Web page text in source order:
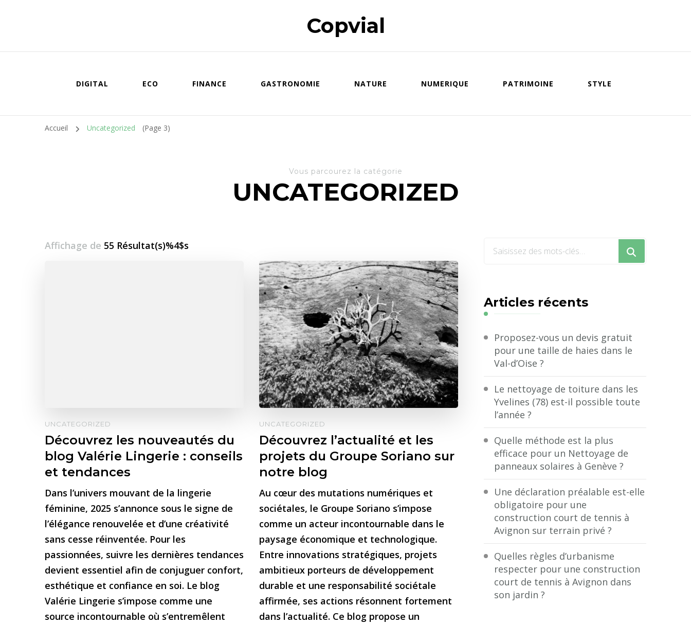
Copvial
DIGITAL ECO FINANCE GASTRONOMIE NATURE NUMERIQUE PATRIMOINE STYLE
Accueil Uncategorized (Page 3)
Vous parcourez la catégorie
UNCATEGORIZED
Affichage de 55 Résultat(s)%4$s
UNCATEGORIZED
Découvrez les nouveautés du
blog Valérie Lingerie : conseils
et tendances
Dans l’univers mouvant de la lingerie
féminine, 2025 s’annonce sous le signe de
l’élégance renouvelée et d’une créativité
sans cesse réinventée. Pour les
passionnées, suivre les dernières tendances
devient essentiel afin de conjuguer confort,
esthétique et confiance en soi. Le blog
Valérie Lingerie s’impose comme une
source incontournable où s’entremêlent
UNCATEGORIZED
Découvrez l’actualité et les
projets du Groupe Soriano sur
notre blog
Au cœur des mutations numériques et
sociétales, le Groupe Soriano s’impose
comme un acteur incontournable dans le
paysage économique et technologique.
Entre innovations stratégiques, projets
ambitieux porteurs de développement
durable et une responsabilité sociétale
affirmée, ses actions résonnent fortement
dans l’actualité. Ce blog propose un
Vous
?
Articles récents
Proposez-vous un devis gratuit
pour une taille de haies dans le
Val-d’Oise ?
Le nettoyage de toiture dans les
Yvelines (78) est-il possible toute
l’année ?
Quelle méthode est la plus
efficace pour un Nettoyage de
panneaux solaires à Genève ?
Une déclaration préalable est-elle
obligatoire pour une
construction court de tennis à
Avignon sur terrain privé ?
Quelles règles d’urbanisme
respecter pour une construction
court de tennis à Avignon dans
son jardin ?